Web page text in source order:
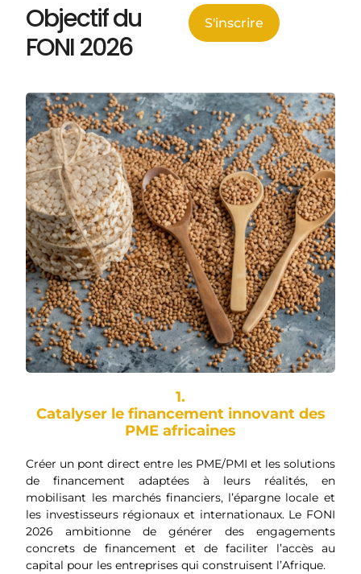
Objectif du
FONI 2026
S'inscrire
1.
Catalyser le financement innovant des
PME africaines
Créer un pont direct entre les PME/PMI et les solutions
de financement adaptées à leurs réalités, en
mobilisant les marchés financiers, l’épargne locale et
les investisseurs régionaux et internationaux. Le FONI
2026 ambitionne de générer des engagements
concrets de financement et de faciliter l’accès au
capital pour les entreprises qui construisent l’Afrique.